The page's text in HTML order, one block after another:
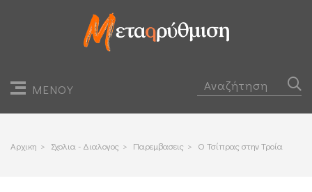
ΜΕΝΟΥ
Αρχικη > Σχολια - Διαλογος > Παρεμβασεις > Ο Τσίπρας στην Τροία